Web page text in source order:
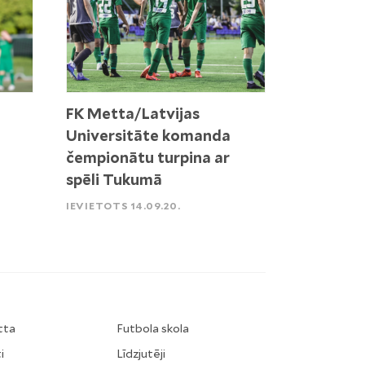
FK Metta/Latvijas
Universitāte komanda
čempionātu turpina ar
spēli Tukumā
IEVIETOTS 14.09.20.
Futbola skola
Līdzjutēji